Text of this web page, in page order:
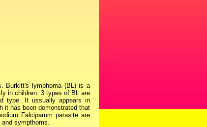
Burkitt's lymphoma (BL) is a
in children. 3 types of BL are
type. It ussually appears in
it has been demonstrated that
Falciparum parasite are
sympthoms.